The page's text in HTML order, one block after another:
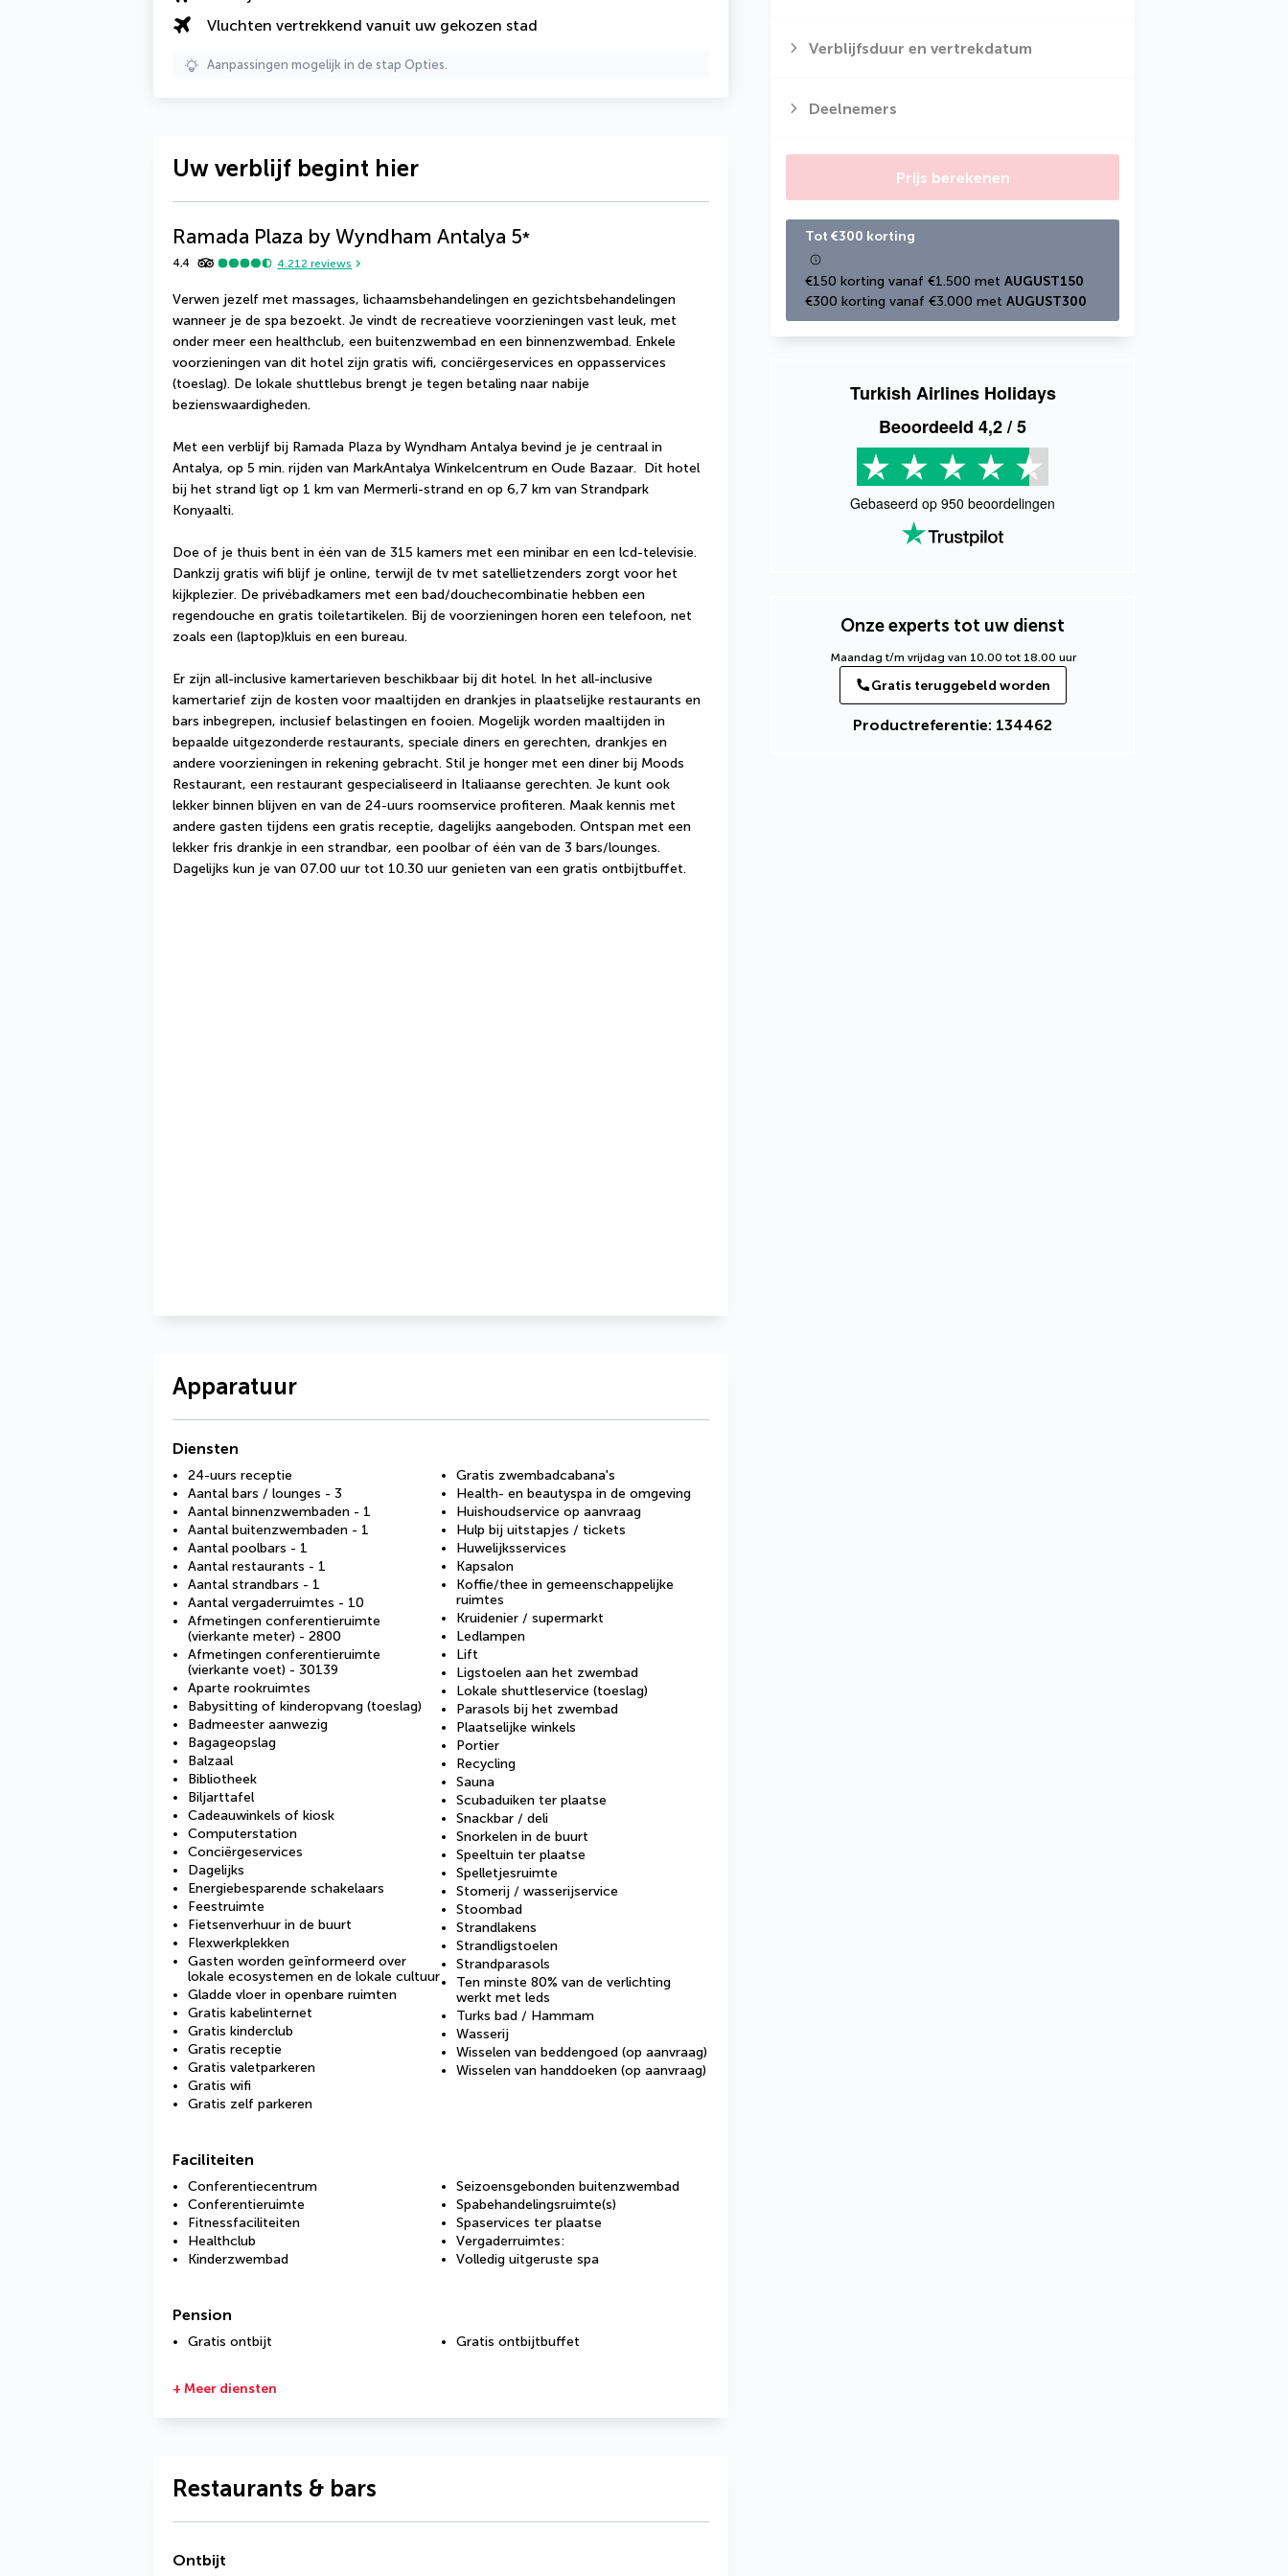
Verblijfsduur en vertrekdatum
Deelnemers
Prijs berekenen
Tot €300 korting
€150 korting vanaf €1.500 met AUGUST150
€300 korting vanaf €3.000 met AUGUST300
Turkish Airlines Holidays
Beoordeeld 4,2/ 5
Gebaseerd op 950 beoordelingen
Onze experts tot uw dienst
Maandag t/m vrijdag van 10.00 tot 18.00 uur
Gratis teruggebeld worden
Productreferentie: 134462
Vluchten vertrekkend vanuit uw gekozen stad
Aanpassingen mogelijk in de stap Opties.
Uw verblijf begint hier
Ramada Plaza by Wyndham Antalya 5*
4,4 4.212 reviews
Verwen jezelf met massages, lichaamsbehandelingen en gezichtsbehandelingen
wanneer je de spa bezoekt. Je vindt de recreatieve voorzieningen vast leuk, met
onder meer een healthclub, een buitenzwembad en een binnenzwembad. Enkele
voorzieningen van dit hotel zijn gratis wifi, conciërgeservices en oppasservices
(toeslag). De lokale shuttlebus brengt je tegen betaling naar nabije
bezienswaardigheden.
Met een verblijf bij Ramada Plaza by Wyndham Antalya bevind je je centraal in
Antalya, op 5 min. rijden van MarkAntalya Winkelcentrum en Oude Bazaar.  Dit hotel
bij het strand ligt op 1 km van Mermerli-strand en op 6,7 km van Strandpark
Konyaalti.
Doe of je thuis bent in één van de 315 kamers met een minibar en een lcd-televisie.
Dankzij gratis wifi blijf je online, terwijl de tv met satellietzenders zorgt voor het
kijkplezier. De privébadkamers met een bad/douchecombinatie hebben een
regendouche en gratis toiletartikelen. Bij de voorzieningen horen een telefoon, net
zoals een (laptop)kluis en een bureau.
Er zijn all-inclusive kamertarieven beschikbaar bij dit hotel. In het all-inclusive
kamertarief zijn de kosten voor maaltijden en drankjes in plaatselijke restaurants en
bars inbegrepen, inclusief belastingen en fooien. Mogelijk worden maaltijden in
bepaalde uitgezonderde restaurants, speciale diners en gerechten, drankjes en
andere voorzieningen in rekening gebracht. Stil je honger met een diner bij Moods
Restaurant, een restaurant gespecialiseerd in Italiaanse gerechten. Je kunt ook
lekker binnen blijven en van de 24-uurs roomservice profiteren. Maak kennis met
andere gasten tijdens een gratis receptie, dagelijks aangeboden. Ontspan met een
lekker fris drankje in een strandbar, een poolbar of één van de 3 bars/lounges.
Dagelijks kun je van 07.00 uur tot 10.30 uur genieten van een gratis ontbijtbuffet.
Apparatuur
Diensten
24-uurs receptie
Aantal bars / lounges - 3
Aantal binnenzwembaden - 1
Aantal buitenzwembaden - 1
Aantal poolbars - 1
Aantal restaurants - 1
Aantal strandbars - 1
Aantal vergaderruimtes - 10
Afmetingen conferentieruimte
(vierkante meter) - 2800
Afmetingen conferentieruimte
(vierkante voet) - 30139
Aparte rookruimtes
Babysitting of kinderopvang (toeslag)
Badmeester aanwezig
Bagageopslag
Balzaal
Bibliotheek
Biljarttafel
Cadeauwinkels of kiosk
Computerstation
Conciërgeservices
Dagelijks
Energiebesparende schakelaars
Feestruimte
Fietsenverhuur in de buurt
Flexwerkplekken
Gasten worden geïnformeerd over
lokale ecosystemen en de lokale cultuur
Gladde vloer in openbare ruimten
Gratis kabelinternet
Gratis kinderclub
Gratis receptie
Gratis valetparkeren
Gratis wifi
Gratis zelf parkeren
Gratis zwembadcabana's
Health- en beautyspa in de omgeving
Huishoudservice op aanvraag
Hulp bij uitstapjes / tickets
Huwelijksservices
Kapsalon
Koffie/thee in gemeenschappelijke
ruimtes
Kruidenier / supermarkt
Ledlampen
Lift
Ligstoelen aan het zwembad
Lokale shuttleservice (toeslag)
Parasols bij het zwembad
Plaatselijke winkels
Portier
Recycling
Sauna
Scubaduiken ter plaatse
Snackbar / deli
Snorkelen in de buurt
Speeltuin ter plaatse
Spelletjesruimte
Stomerij / wasserijservice
Stoombad
Strandlakens
Strandligstoelen
Strandparasols
Ten minste 80% van de verlichting
werkt met leds
Turks bad / Hammam
Wasserij
Wisselen van beddengoed (op aanvraag)
Wisselen van handdoeken (op aanvraag)
Faciliteiten
Conferentiecentrum
Conferentieruimte
Fitnessfaciliteiten
Healthclub
Kinderzwembad
Seizoensgebonden buitenzwembad
Spabehandelingsruimte(s)
Spaservices ter plaatse
Vergaderruimtes:
Volledig uitgeruste spa
Pension
Gratis ontbijt Gratis ontbijtbuffet
+ Meer diensten
Restaurants & bars
Ontbijt